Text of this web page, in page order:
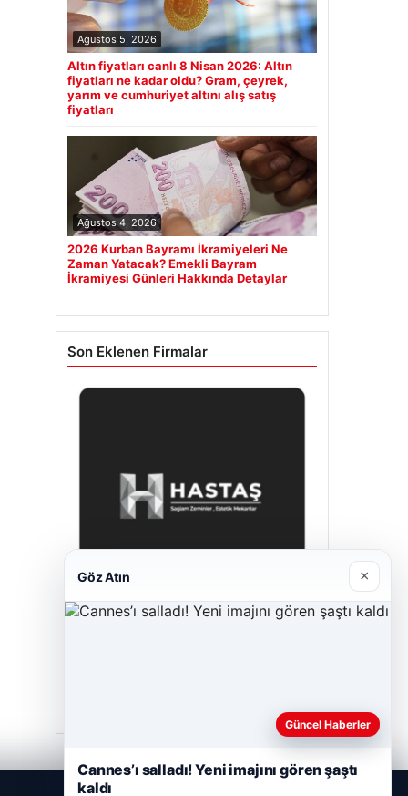
Ağustos 5, 2026
Altın fiyatları canlı 8 Nisan 2026: Altın
fiyatları ne kadar oldu? Gram, çeyrek,
yarım ve cumhuriyet altını alış satış
fiyatları
Ağustos 4, 2026
2026 Kurban Bayramı İkramiyeleri Ne
Zaman Yatacak? Emekli Bayram
İkramiyesi Günleri Hakkında Detaylar
Son Eklenen Firmalar
Göz Atın ×
Güncel Haberler
Cannes’ı salladı! Yeni imajını gören şaştı
kaldı